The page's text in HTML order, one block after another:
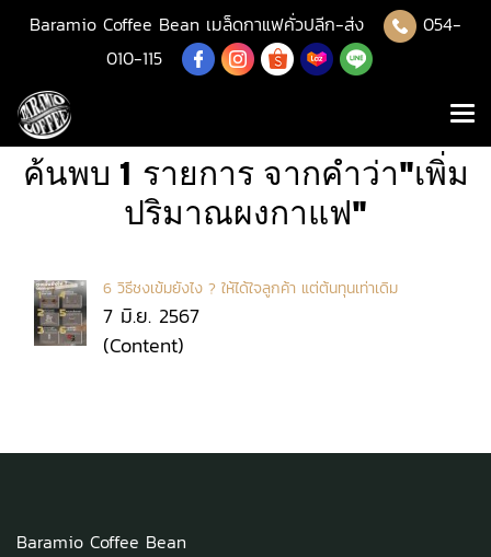
Baramio Coffee Bean เมล็ดกาแฟคั่วปลีก-ส่ง
054-
010-115
ค้นพบ 1 รายการ จากคำว่า"เพิ่ม
ปริมาณผงกาแฟ"
6 วิธีชงเข้มยังไง ? ให้ได้ใจลูกค้า แต่ต้นทุนเท่าเดิม
7 มิ.ย. 2567
(Content)
Baramio Coffee Bean